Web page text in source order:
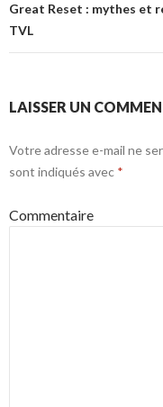
Great Reset : mythes et
TVL
LAISSER UN
Votre adresse e-mail ne
sont indiqués avec *
Commentaire